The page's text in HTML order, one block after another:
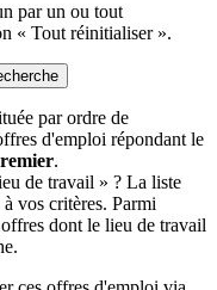
par un ou tout
« Tout réinitialiser ».
par ordre de
d'emploi répondant le
.
de travail » ? La liste
vos critères. Parmi
dont le lieu de travail